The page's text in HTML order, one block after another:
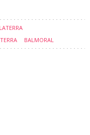
BALMORAL